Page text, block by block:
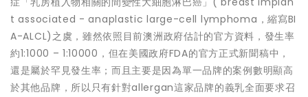
t associated - anaplastic large-cell lymphoma，縮寫BI
A-ALCL)之虞，雖然依照目前澳洲政府估計的官方資料，發生率
約1:1000 – 1:10000，但在美國政府FDA的官方正式新聞稿中，
還是屬於罕見發生率；而且主要是因為單一品牌的案例數明顯高
於其他品牌，所以只有針對allergan這家品牌的義乳全面要求召